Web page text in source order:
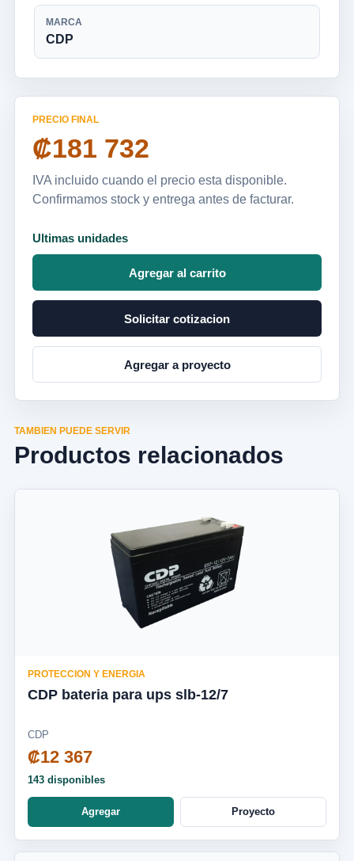
MARCA
CDP
PRECIO FINAL
₡181 732
IVA incluido cuando el precio esta disponible.
Confirmamos stock y entrega antes de facturar.
Ultimas unidades
Agregar al carrito
Solicitar cotizacion
Agregar a proyecto
TAMBIEN PUEDE SERVIR
Productos relacionados
PROTECCION Y ENERGIA
CDP bateria para ups slb-12/7
CDP
₡12 367
143 disponibles
Agregar Proyecto